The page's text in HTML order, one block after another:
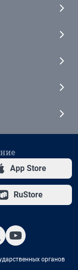
App Store
RuStore
органов